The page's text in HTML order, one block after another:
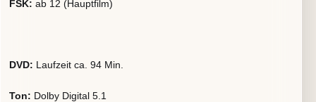
FSK: ab 12 (Hauptfilm)
DVD: Laufzeit ca. 94 Min.
Ton: Dolby Digital 5.1